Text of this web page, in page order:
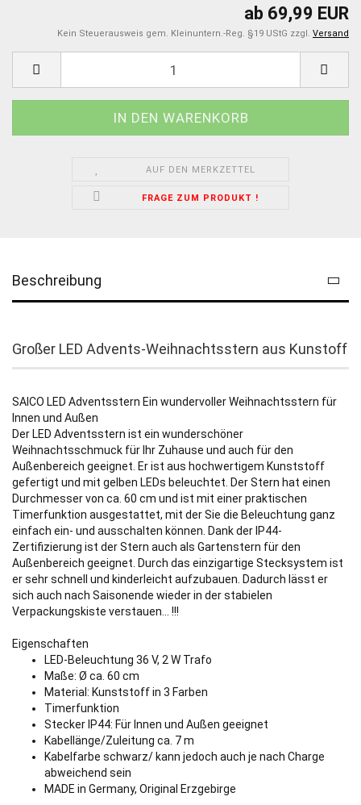
ab 69,99 EUR
Kein Steuerausweis gem. Kleinuntern.-Reg. §19 UStG zzgl. Versand
AUF DEN MERKZETTEL
FRAGE ZUM PRODUKT !
Beschreibung
Großer LED Advents-Weihnachtsstern aus Kunstoff
SAICO LED Adventsstern Ein wundervoller Weihnachtsstern für
Innen und Außen
Der LED Adventsstern ist ein wunderschöner
Weihnachtsschmuck für Ihr Zuhause und auch für den
Außenbereich geeignet. Er ist aus hochwertigem Kunststoff
gefertigt und mit gelben LEDs beleuchtet. Der Stern hat einen
Durchmesser von ca. 60 cm und ist mit einer praktischen
Timerfunktion ausgestattet, mit der Sie die Beleuchtung ganz
einfach ein- und ausschalten können. Dank der IP44-
Zertifizierung ist der Stern auch als Gartenstern für den
Außenbereich geeignet. Durch das einzigartige Stecksystem ist
er sehr schnell und kinderleicht aufzubauen. Dadurch lässt er
sich auch nach Saisonende wieder in der stabielen
Verpackungskiste verstauen... !!!
Eigenschaften
LED-Beleuchtung 36 V, 2 W Trafo
Maße: Ø ca. 60 cm
Material: Kunststoff in 3 Farben
Timerfunktion
Stecker IP44: Für Innen und Außen geeignet
Kabellänge/Zuleitung ca. 7 m
Kabelfarbe schwarz/ kann jedoch auch je nach Charge
abweichend sein
MADE in Germany, Original Erzgebirge